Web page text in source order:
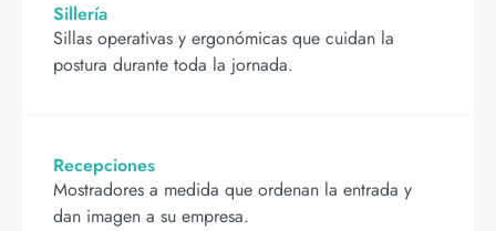
Sillería
Sillas operativas y ergonómicas que cuidan la
postura durante toda la jornada.
Recepciones
Mostradores a medida que ordenan la entrada y
dan imagen a su empresa.